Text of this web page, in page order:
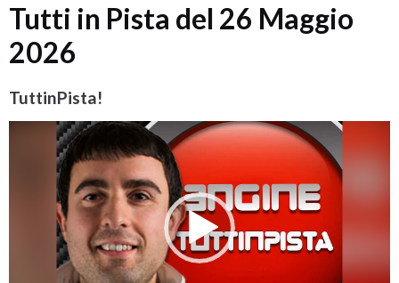
Tutti in Pista del 26 Maggio
2026
TuttinPista!